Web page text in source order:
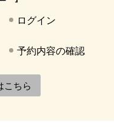
ログイン
予約内容の確認
こちら